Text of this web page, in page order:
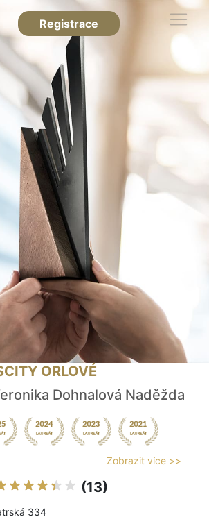
Registrace
ORLOVÉ
Dohnalová Naděžda
Zobrazit více >>
(13)
334